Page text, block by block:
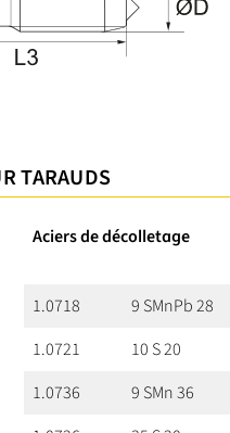
TARAUDS
Aciers de décolletage
1.0718
9 SMnPb 28
1.0721
10 S 20
1.0736
9 SMn 36